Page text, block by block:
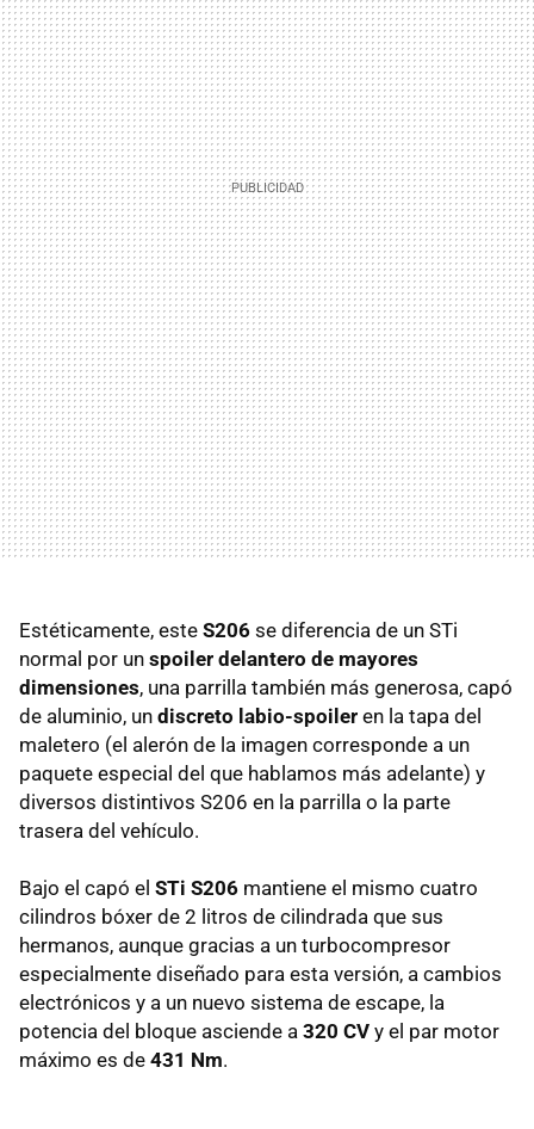
Estéticamente, este S206 se diferencia de un STi
normal por un spoiler delantero de mayores
dimensiones, una parrilla también más generosa, capó
de aluminio, un discreto labio-spoiler en la tapa del
maletero (el alerón de la imagen corresponde a un
paquete especial del que hablamos más adelante) y
diversos distintivos S206 en la parrilla o la parte
trasera del vehículo.
Bajo el capó el STi S206 mantiene el mismo cuatro
cilindros bóxer de 2 litros de cilindrada que sus
hermanos, aunque gracias a un turbocompresor
especialmente diseñado para esta versión, a cambios
electrónicos y a un nuevo sistema de escape, la
potencia del bloque asciende a 320 CV y el par motor
máximo es de 431 Nm.